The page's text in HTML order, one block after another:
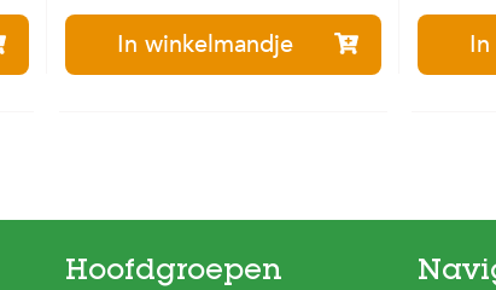
In winkelmandje
Hoofdgroepen